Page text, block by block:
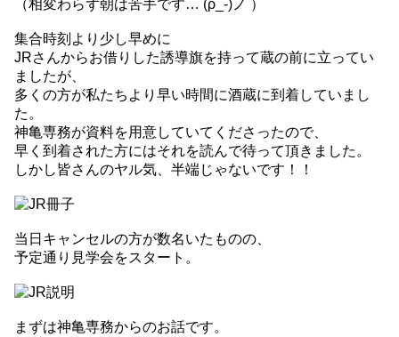
（相変わらず朝は苦手です… (ρ_-)ノ ）
集合時刻より少し早めに
JRさんからお借りした誘導旗を持って蔵の前に立ってい
ましたが、
多くの方が私たちより早い時間に酒蔵に到着していまし
た。
神亀専務が資料を用意していてくださったので、
早く到着された方にはそれを読んで待って頂きました。
しかし皆さんのヤル気、半端じゃないです！！
当日キャンセルの方が数名いたものの、
予定通り見学会をスタート。
まずは神亀専務からのお話です。